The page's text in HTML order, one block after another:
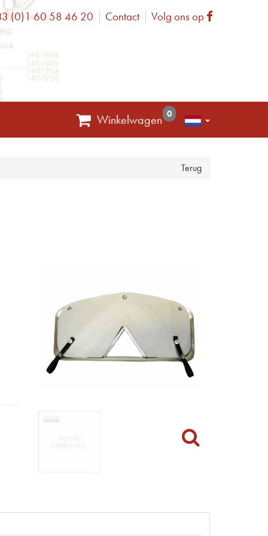
(0)1 60 58 46 20 Contact Volg ons op Facebook
Winkelwagen 0
Terug